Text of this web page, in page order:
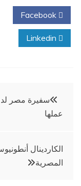
تصفّح
المقالات
سفيرة مصر
عملها
الكاردينال
المصرية